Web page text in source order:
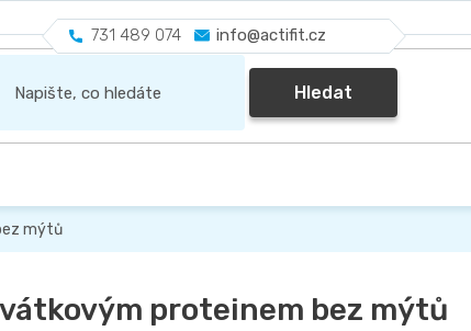
731 489 074 info@actifit.cz
Hledat
mýtů
proteinem bez mýtů